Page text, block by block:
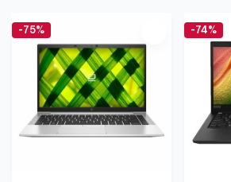
-75% -74%